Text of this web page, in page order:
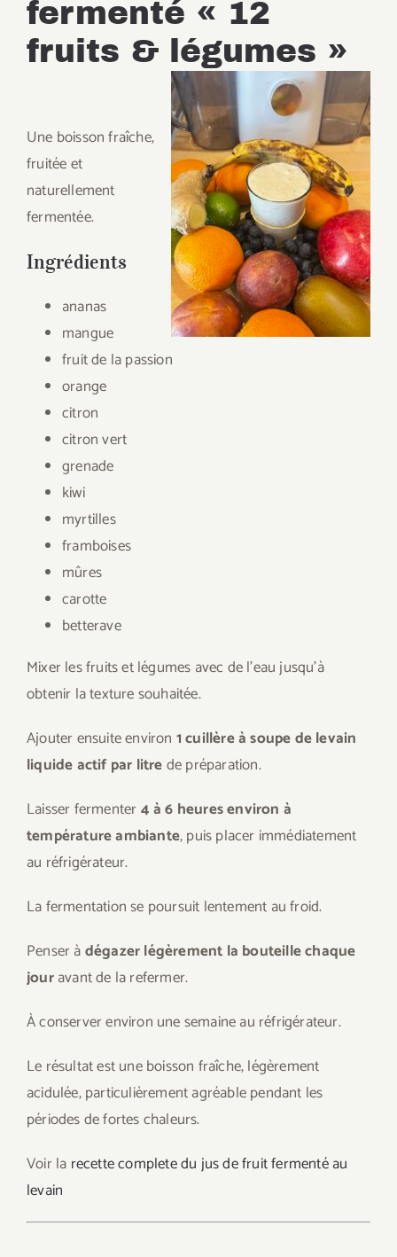
fermenté « 12
fruits & légumes »
Une boisson fraîche,
fruitée et
naturellement
fermentée.
Ingrédients
ananas
mangue
fruit de la passion
orange
citron
citron vert
grenade
kiwi
myrtilles
framboises
mûres
carotte
betterave
Mixer les fruits et légumes avec de l’eau jusqu’à
obtenir la texture souhaitée.
Ajouter ensuite environ 1 cuillère à soupe de levain
liquide actif par litrede préparation.
Laisser fermenter4 à 6 heures environ à
température ambiante, puis placer immédiatement
au réfrigérateur.
La fermentation se poursuit lentement au froid.
Penser àdégazer légèrement la bouteille chaque
jouravant de la refermer.
À conserver environ une semaine au réfrigérateur.
Le résultat est une boisson fraîche, légèrement
acidulée, particulièrement agréable pendant les
périodes de fortes chaleurs.
Voir la recette complete du jus de fruit fermenté au
levain